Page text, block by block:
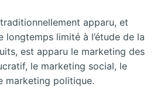
apparu, et
longtemps limité à l’étude de la
est apparu le marketing des
le marketing social, le
marketing politique.